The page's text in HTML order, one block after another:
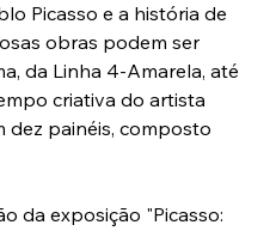
Picasso e a história de
obras podem ser
da Linha 4-Amarela, até
criativa do artista
dez painéis, composto
da exposição "Picasso: